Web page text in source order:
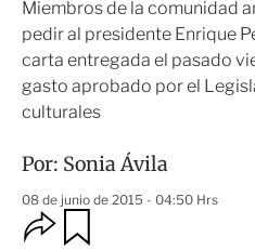
Miembros de la comunidad
pedir al presidente Enrique
carta entregada el pasado
gasto aprobado por el
culturales
Por: Sonia Ávila
08 de junio de 2015 - 04:50 Hrs
O
p